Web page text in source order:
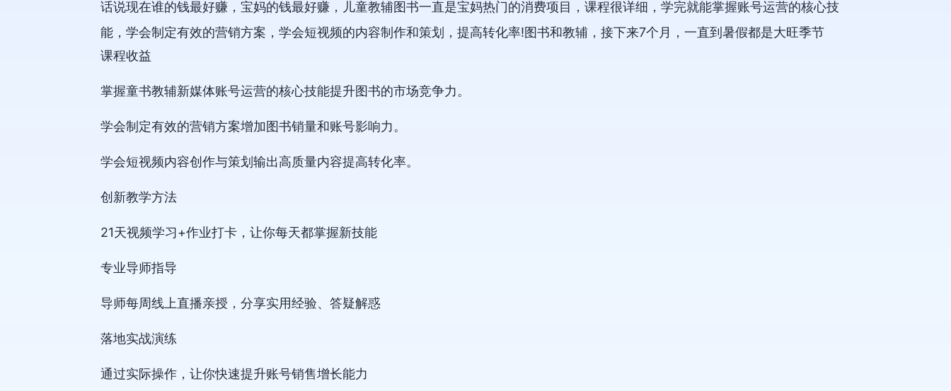
话说现在谁的钱最好赚，宝妈的钱最好赚，儿童教辅图书一直是宝妈热门的消费项目，课程很详细，学完就能掌握账号运营的核心技
能，学会制定有效的营销方案，学会短视频的内容制作和策划，提高转化率!图书和教辅，接下来7个月，一直到暑假都是大旺季节
课程收益
掌握童书教辅新媒体账号运营的核心技能提升图书的市场竞争力。
学会制定有效的营销方案增加图书销量和账号影响力。
学会短视频内容创作与策划输出高质量内容提高转化率。
创新教学方法
21天视频学习+作业打卡，让你每天都掌握新技能
专业导师指导
导师每周线上直播亲授，分享实用经验、答疑解惑
落地实战演练
通过实际操作，让你快速提升账号销售增长能力